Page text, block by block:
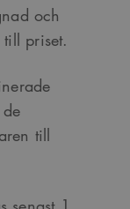
och
priset.
till